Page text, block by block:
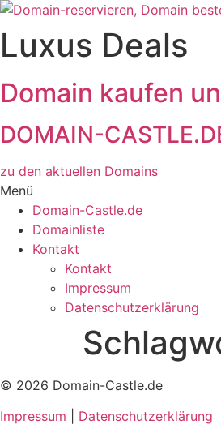
Zum
wechseln
Luxus Deals
Domain kaufen
DOMAIN-
zu den aktuellen Domains​
Menü
Domain-Castle.de
Domainliste
Kontakt
Kontakt
Impressum
Datenschutzerklärung
© 2026 Domain-Castle.de
Impressum
Datenschutzerklärung